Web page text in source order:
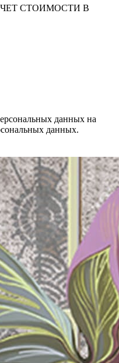
СТОИМОСТИ В
данных на
данных.